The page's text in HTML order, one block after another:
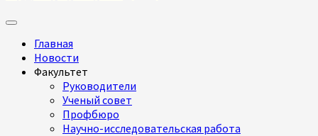
Основное
Главная
Новости
Факультет
Руководители
Ученый совет
Профбюро
Научно-исследовательская работа